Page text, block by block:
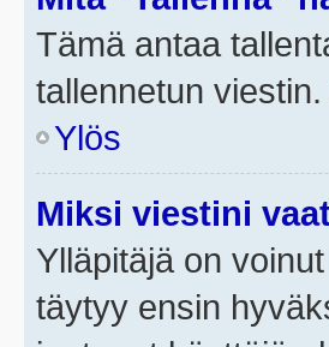
Tämä antaa
tallennetun
Ylös
Miksi viestini
Ylläpitäjä on
täytyy ensin